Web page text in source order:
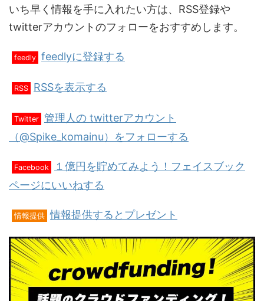
いち早く情報を手に入れたい方は、RSS登録や
twitterアカウントのフォローをおすすめします。
feedly feedlyに登録する
RSS RSSを表示する
Twitter 管理人の twitterアカウント
（@Spike_komainu）をフォローする
Facebook
１億円を貯めてみよう！フェイスブック
ページにいいねする
情報提供 情報提供するとプレゼント